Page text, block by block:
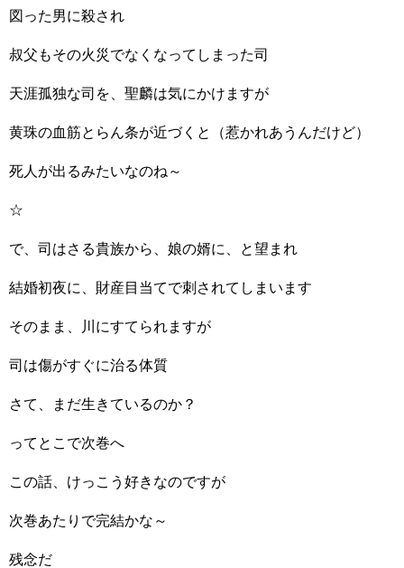
図った男に殺され
叔父もその火災でなくなってしまった司
天涯孤独な司を、聖麟は気にかけますが
黄珠の血筋とらん条が近づくと（惹かれあうんだけど）
死人が出るみたいなのね～
☆
で、司はさる貴族から、娘の婿に、と望まれ
結婚初夜に、財産目当てで刺されてしまいます
そのまま、川にすてられますが
司は傷がすぐに治る体質
さて、まだ生きているのか？
ってとこで次巻へ
この話、けっこう好きなのですが
次巻あたりで完結かな～
残念だ